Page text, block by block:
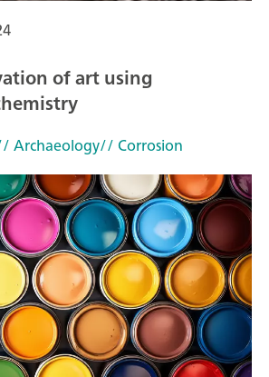
of art using
Archaeology// Corrosion